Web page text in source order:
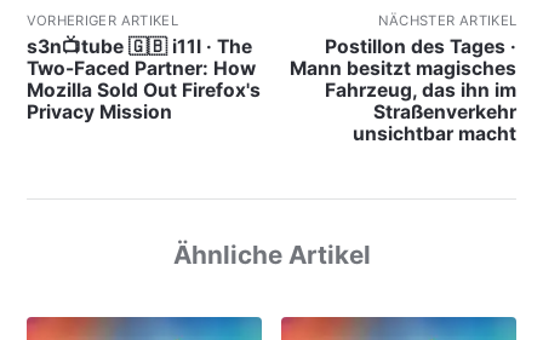
VORHERIGER ARTIKEL
s3n📺tube 🇬🇧 i11l · The
Two-Faced Partner: How
Mozilla Sold Out Firefox's
Privacy Mission
NÄCHSTER ARTIKEL
Postillon des Tages ·
Mann besitzt magisches
Fahrzeug, das ihn im
Straßenverkehr
unsichtbar macht
Ähnliche Artikel